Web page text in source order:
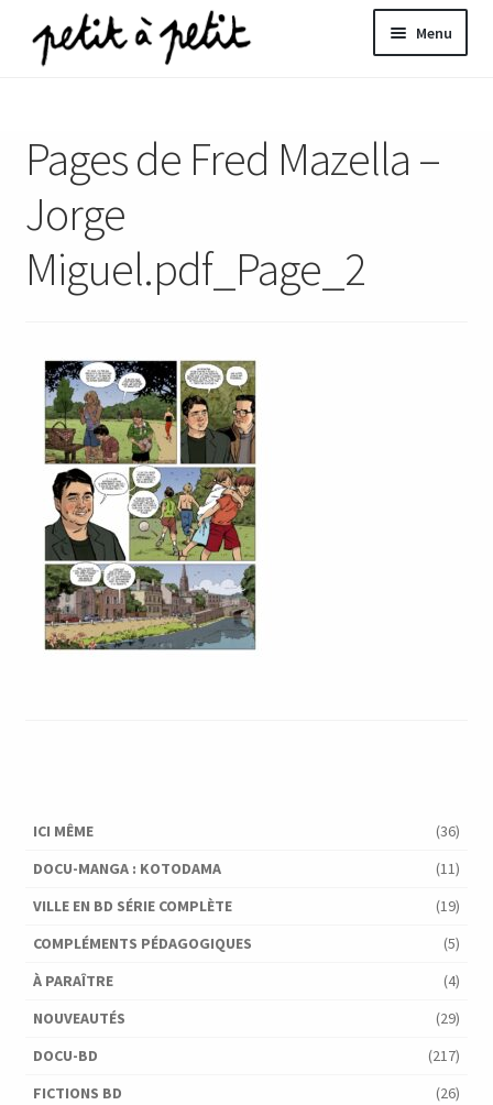
Aller
à
Aller
au
Menu
Pages de Fred Mazella –
Jorge
Miguel.pdf_Page_2
ICI MÊME
(36)
DOCU-MANGA : KOTODAMA
(11)
VILLE EN BD SÉRIE COMPLÈTE
(19)
COMPLÉMENTS PÉDAGOGIQUES
(5)
À PARAÎTRE
(4)
NOUVEAUTÉS
(29)
DOCU-BD
(217)
FICTIONS BD
(26)